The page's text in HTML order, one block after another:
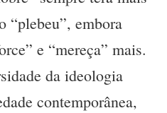
“plebeu”, embora
e “mereça” mais.
da ideologia
contemporânea,